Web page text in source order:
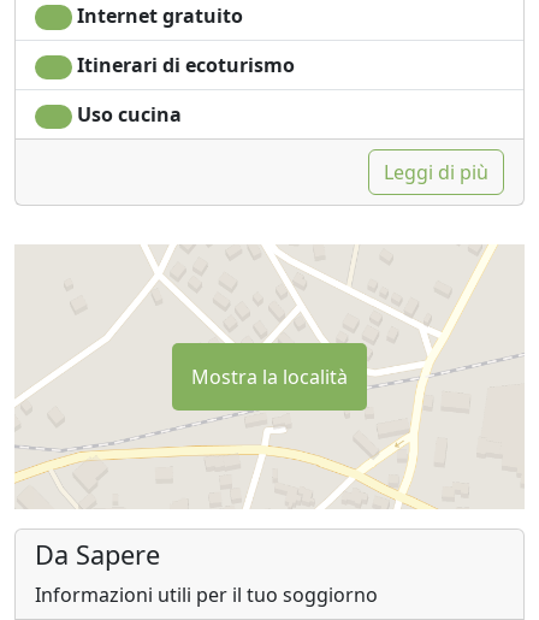
Internet gratuito
Itinerari di ecoturismo
Uso cucina
Leggi di più
Mostra la località
Da Sapere
Informazioni utili per il tuo soggiorno